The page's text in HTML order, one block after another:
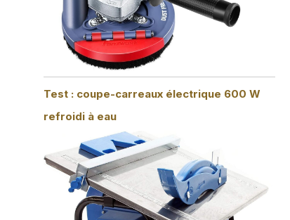
Test : coupe-carreaux électrique 600 W
refroidi à eau